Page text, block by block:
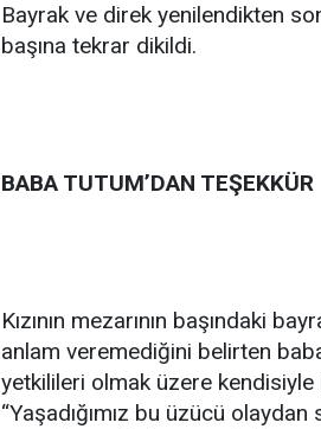
Bayrak ve direk yenilendikten
başına tekrar dikildi.
BABA TUTUM’DAN TEŞEKKÜR
Kızının mezarının başındaki
anlam veremediğini belirten
yetkilileri olmak üzere
“Yaşadığımız bu üzücü